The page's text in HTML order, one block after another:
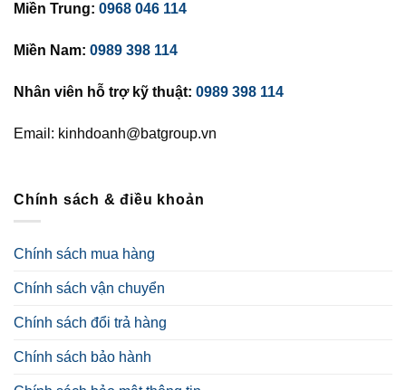
Miền Trung: 0968 046 114
Miền Nam: 0989 398 114
Nhân viên hỗ trợ kỹ thuật: 0989 398 114
Email: kinhdoanh@batgroup.vn
Chính sách & điều khoản
Chính sách mua hàng
Chính sách vận chuyển
Chính sách đổi trả hàng
Chính sách bảo hành